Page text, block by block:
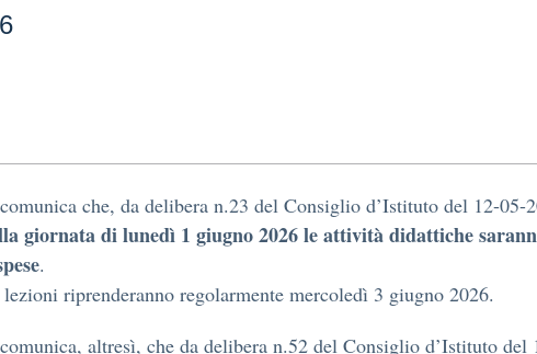
che, da delibera n.23 del Consiglio d’Istituto del 12-05-
giornata di lunedì 1 giugno 2026 le attività didattiche
.
riprenderanno regolarmente mercoledì 3 giugno 2026.
altresì, che da delibera n.52 del Consiglio d’Istituto del